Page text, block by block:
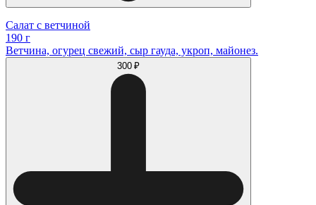
Салат с ветчиной
190 г
Ветчина, огурец свежий, сыр гауда, укроп, майонез.
300 ₽